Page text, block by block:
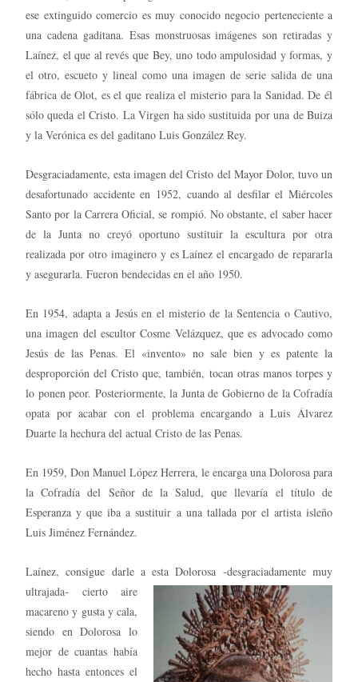
ese extinguido comercio es muy conocido negocio perteneciente a
una cadena gaditana. Esas monstruosas imágenes son retiradas y
Laínez, el que al revés que Bey, uno todo ampulosidad y formas, y
el otro, escueto y lineal como una imagen de serie salida de una
fábrica de Olot, es el que realiza el misterio para la Sanidad. De él
sólo queda el Cristo. La Virgen ha sido sustituida por una de Buiza
y la Verónica es del gaditano Luis González Rey.
Desgraciadamente, esta imagen del Cristo del Mayor Dolor, tuvo un
desafortunado accidente en 1952, cuando al desfilar el Miércoles
Santo por la Carrera Oficial, se rompió. No obstante, el saber hacer
de la Junta no creyó oportuno sustituir la escultura por otra
realizada por otro imaginero y es Laínez el encargado de repararla
y asegurarla. Fueron bendecidas en el año 1950.
En 1954, adapta a Jesús en el misterio de la Sentencia o Cautivo,
una imagen del escultor Cosme Velázquez, que es advocado como
Jesús de las Penas. El «invento» no sale bien y es patente la
desproporción del Cristo que, también, tocan otras manos torpes y
lo ponen peor. Posteriormente, la Junta de Gobierno de la Cofradía
opata por acabar con el problema encargando a Luis Álvarez
Duarte la hechura del actual Cristo de las Penas.
En 1959, Don Manuel López Herrera, le encarga una Dolorosa para
la Cofradía del Señor de la Salud, que llevaría el título de
Esperanza y que iba a sustituir a una tallada por el artista isleño
Luis Jiménez Fernández.
Laínez, consigue darle a esta Dolorosa -desgraciadamente muy
ultrajada- cierto aire
macareno y gusta y cala,
siendo en Dolorosa lo
mejor de cuantas había
hecho hasta entonces el